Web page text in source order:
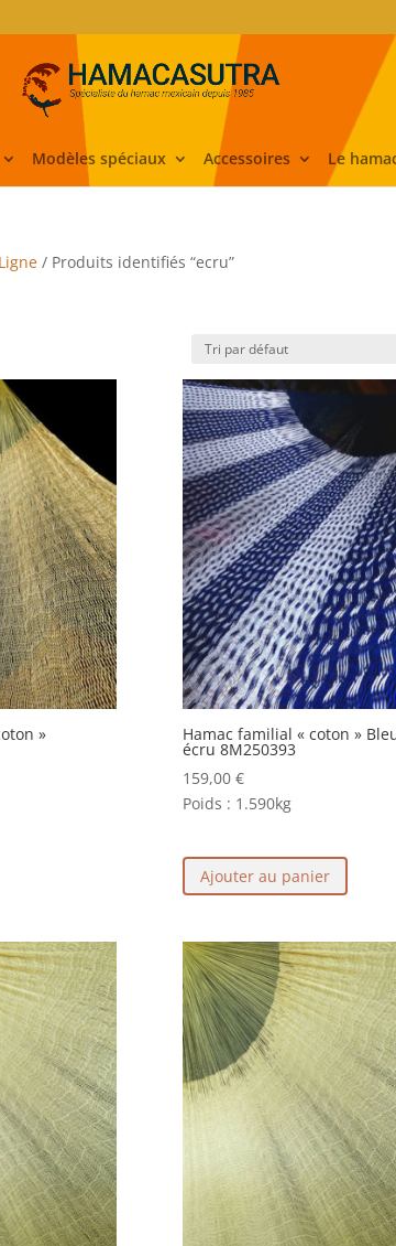
Modèles spéciaux Accessoires Le
/ Produits identifiés “ecru”
» Hamac familial « coton »
écru 8M250393
159,00 €
Poids : 1.590kg
Ajouter au panier